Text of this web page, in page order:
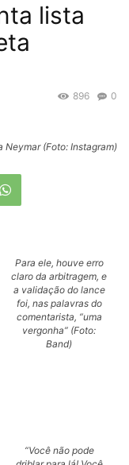
lista
0
896
(Foto: Instagram)
Para ele, houve erro
claro da arbitragem, e
a validação do lance
foi, nas palavras do
comentarista, “uma
vergonha” (Foto:
Band)
“Você não pode